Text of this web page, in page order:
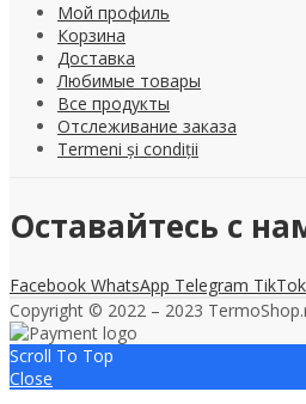
Мой профиль
Корзина
Доставка
Любимые товары
Все продукты
Отслеживание заказа
Termeni și condiții
Оставайтесь с
Facebook WhatsApp Telegram TikTok
Copyright © 2022 – 2023
Scroll To Top
Close